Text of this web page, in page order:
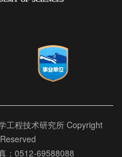
工程技术研究所 Copyright
：0512-69588088